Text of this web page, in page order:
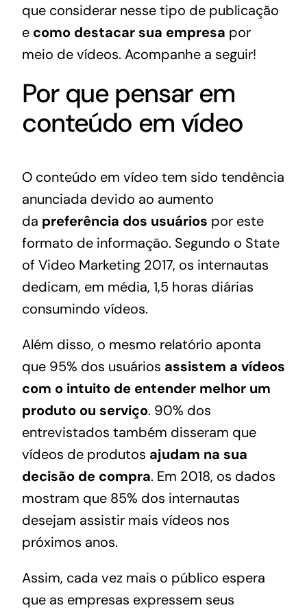
que considerar nesse tipo de publicação
e como destacar sua empresa por
meio de vídeos. Acompanhe a seguir!
Por que pensar em
conteúdo em vídeo
O conteúdo em vídeo tem sido tendência
anunciada devido ao aumento
da preferência dos usuários por este
formato de informação. Segundo o State
of Video Marketing 2017, os internautas
dedicam, em média, 1,5 horas diárias
consumindo vídeos.
Além disso, o mesmo relatório aponta
que 95% dos usuários assistem a vídeos
com o intuito de entender melhor um
produto ou serviço. 90% dos
entrevistados também disseram que
vídeos de produtos ajudam na sua
decisão de compra. Em 2018, os dados
mostram que 85% dos internautas
desejam assistir mais vídeos nos
próximos anos.
Assim, cada vez mais o público espera
que as empresas expressem seus